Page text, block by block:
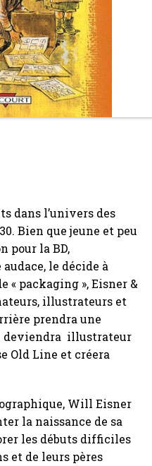
dans l’univers des
Bien que jeune et peu
pour la BD,
le décide à
« packaging », Eisner &
illustrateurs et
prendra une
deviendra illustrateur
Old Line et créera
Will Eisner
la naissance de sa
les débuts difficiles
et de leurs pères